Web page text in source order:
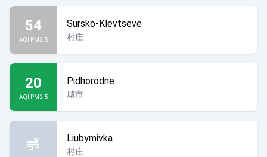
54
AQI PM2.5
Sursko-Klevtseve
村庄
20
AQI PM2.5
Pidhorodne
城市
Liubymivka
村庄